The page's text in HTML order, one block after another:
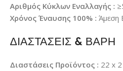
Αριθμός Κύκλων Εναλλαγής :
Χρόνος Έναυσης 100% : Άμεση
ΔΙΑΣΤΑΣΕΙΣ & ΒΑΡΗ
Διαστάσεις Προϊόντος : 22 x